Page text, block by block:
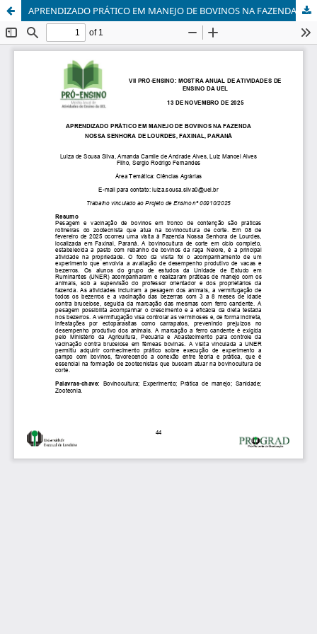
APRENDIZADO PRÁTICO EM MANEJO DE BOVINOS NA FAZENDA NOSSA SENHORA DE LOURDES, FAXINAL, PARANÁ